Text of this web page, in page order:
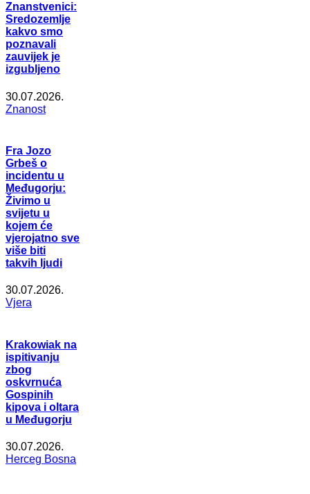
Znanstvenici:
Sredozemlje
kakvo smo
poznavali
zauvijek je
izgubljeno
30.07.2026.
Znanost
Fra Jozo
Grbeš o
incidentu u
Međugorju:
Živimo u
svijetu u
kojem će
vjerojatno sve
više biti
takvih ljudi
30.07.2026.
Vjera
Krakowiak na
ispitivanju
zbog
oskvrnuća
Gospinih
kipova i oltara
u Međugorju
30.07.2026.
Herceg Bosna